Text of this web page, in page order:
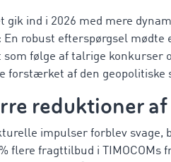
gik ind i 2026 med mere
robust efterspørgsel
følge af talrige konkurser
forstærket af den geopolitiske
reduktioner
impulser forblev svage,
flere fragttilbud i